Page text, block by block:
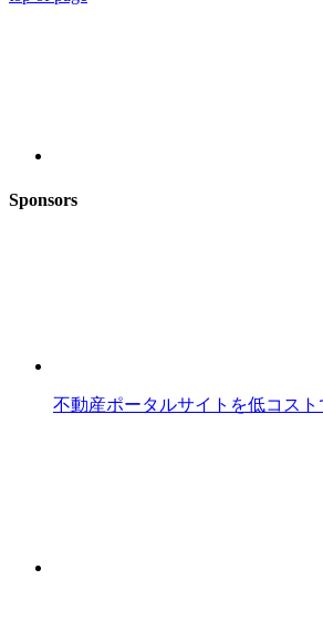
Sponsors
不動産ポータルサイトを低コスト